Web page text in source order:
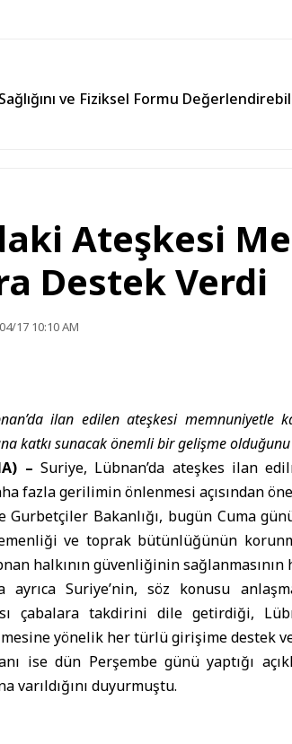
ve Fiziksel Formu
Ateşkesi
Destek Verdi
17 10:10 AM
ilan edilen ateşkesi memnuniyetle
katkı sunacak önemli bir gelişme olduğunu
– Suriye, Lübnan’da ateşkes ilan
fazla gerilimin önlenmesi açısından
Gurbetçiler Bakanlığı, bugün Cuma
ve toprak bütünlüğünün
halkının güvenliğinin
ayrıca Suriye’nin, söz konusu
çabalara takdirini dile getirdiği,
yönelik her türlü girişime destek
ise dün Perşembe günü yaptığı
varıldığını duyurmuştu.